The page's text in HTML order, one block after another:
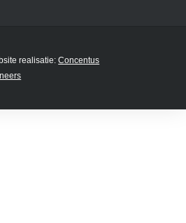
realisatie:Concentus